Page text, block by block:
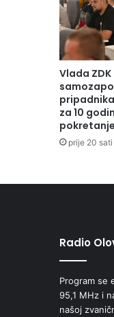
Vlada
za 10
prije 20 sati
Radio
Program se
95,1 MHz i
našoj